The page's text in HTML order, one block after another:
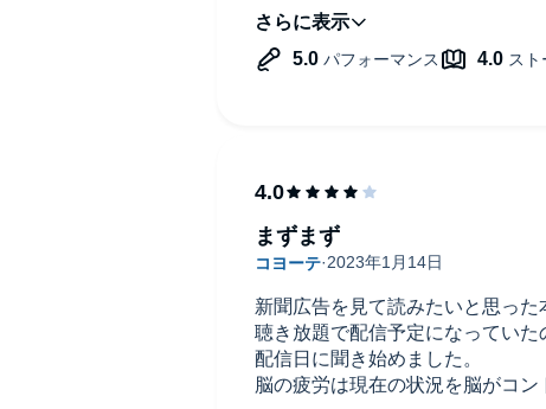
ちなみにナレーション遅すぎませ
他の本は2-2.8倍で聞くことが多
気づいてしまった私。
でも、できないことを頑張ろう
持ちも、フレーバーのように身に
新聞広告を見て読みたいと思った
聴き放題で配信予定になってい
配信日に聞き始めました。
脳の疲労は現在の状況を脳がコ
まずまず